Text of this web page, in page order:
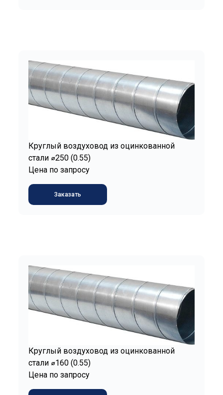
Круглый воздуховод из оцинкованной
стали ⌀250 (0.55)
Цена по запросу
Заказать
Круглый воздуховод из оцинкованной
стали ⌀160 (0.55)
Цена по запросу